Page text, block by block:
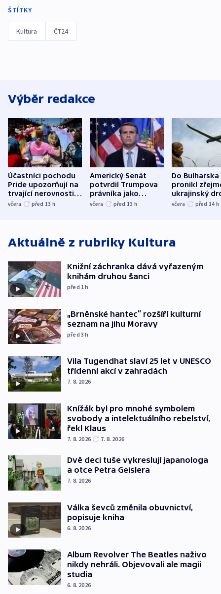
ŠTÍTKY
Kultura ČT24
Výběr redakce
Účastníci pochodu
Pride upozorňují na
trvající nerovnosti i
společenskou
včera před 13 h
Americký Senát
potvrdil Trumpova
právníka jako
ministra
včera před 13 h
Do Bulharska
pronikl
ukrajinský
explodoval
včera před 14 h
Aktuálně z rubriky Kultura
Knižní záchranka dává vyřazeným
knihám druhou šanci
před 1h
„Brněnské hantec“ rozšíří kulturní
seznam na jihu Moravy
před 3h
Vila Tugendhat slaví 25 let v UNESCO
třídenní akcí v zahradách
7. 8. 2026
Knížák byl pro mnohé symbolem
svobody a intelektuálního rebelství,
řekl Klaus
7. 8. 2026 7. 8. 2026
Dvě deci tuše vykreslují japanologa
a otce Petra Geislera
7. 8. 2026
Válka ševců změnila obuvnictví,
popisuje kniha
6. 8. 2026
Album Revolver The Beatles naživo
nikdy nehráli. Objevovali ale magii
studia
6. 8. 2026